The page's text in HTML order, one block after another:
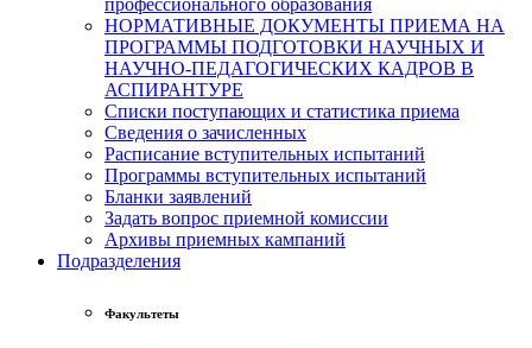
профессионального образования
НОРМАТИВНЫЕ ДОКУМЕНТЫ ПРИЕМА НА
ПРОГРАММЫ ПОДГОТОВКИ НАУЧНЫХ И
НАУЧНО-ПЕДАГОГИЧЕСКИХ КАДРОВ В
АСПИРАНТУРЕ
Списки поступающих и статистика приема
Сведения о зачисленных
Расписание вступительных испытаний
Программы вступительных испытаний
Бланки заявлений
Задать вопрос приемной комиссии
Архивы приемных кампаний
Подразделения
Факультеты